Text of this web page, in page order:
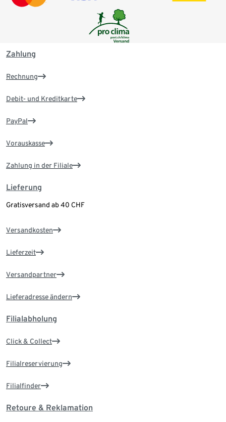
Zahlung
Rechnung
Debit- und Kreditkarte
PayPal
Vorauskasse
Zahlung in der Filiale
Lieferung
Gratisversand ab 40 CHF
Versandkosten
Lieferzeit
Versandpartner
Lieferadresse ändern
Filialabholung
Click & Collect
Filialreservierung
Filialfinder
Retoure & Reklamation